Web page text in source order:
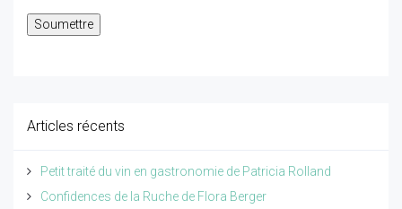
Articles récents
Petit traité du vin en gastronomie de Patricia Rolland
Confidences de la Ruche de Flora Berger